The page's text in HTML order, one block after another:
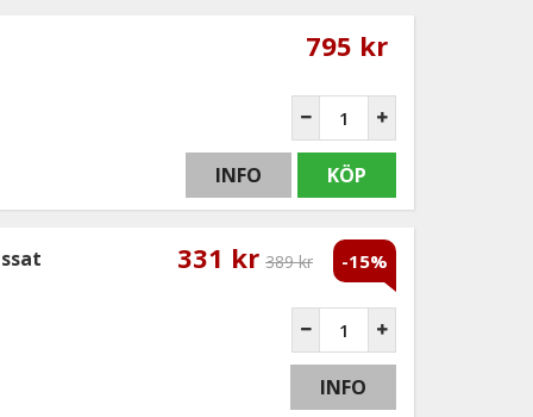
795 kr
INFO KÖP
331 kr 389 kr -15%
INFO